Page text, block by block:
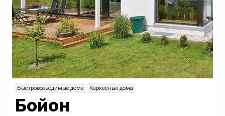
Быстровозводимые дома Каркасные дома
Бойон